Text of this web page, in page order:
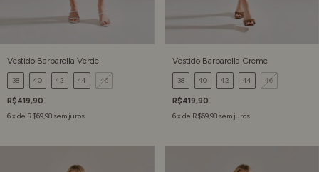
Vestido Barbarella Verde
38 40 42 44 46
R$419,90
6x de R$69,98 sem juros
Vestido Barbarella Creme
38 40 42 44 46
R$419,90
6x de R$69,98 sem juros